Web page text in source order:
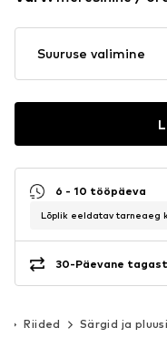
Suuruse valimine
6 - 10 tööpäeva
Lõplik eeldatav tarneaeg
30-Päevane
Riided Särgid ja